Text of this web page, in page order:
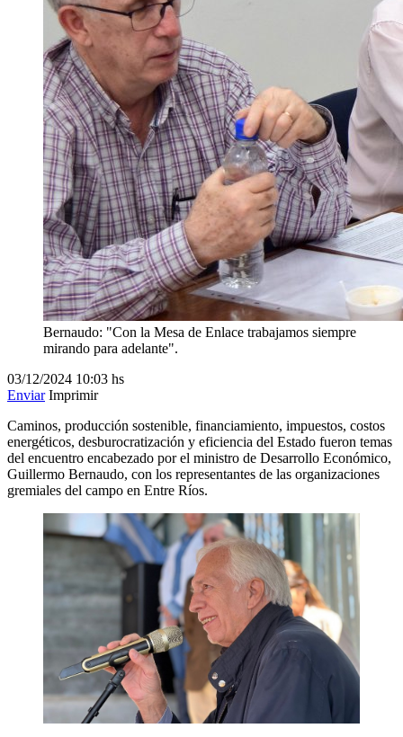
Bernaudo: "Con la Mesa de Enlace trabajamos siempre
mirando para adelante".
03/12/2024 10:03 hs
Enviar Imprimir
Caminos, producción sostenible, financiamiento, impuestos, costos
energéticos, desburocratización y eficiencia del Estado fueron temas
del encuentro encabezado por el ministro de Desarrollo Económico,
Guillermo Bernaudo, con los representantes de las organizaciones
gremiales del campo en Entre Ríos.